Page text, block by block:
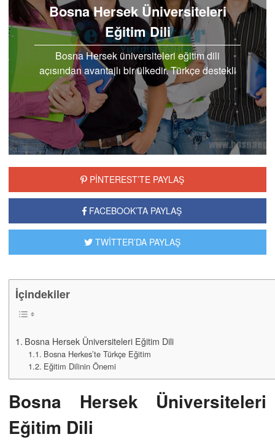
Bosna Hersek Üniversiteleri
Eğitim Dili
Bosna Hersek üniversiteleri eğitim dili
açısından avantajlı bir ülkedir. Türkçe destekli
eğitim fırsatını sağlandığı birçok üniversite
sizlere eğitim..
PİNTEREST’TE PAYLAŞ
FACEBOOK’TA PAYLAŞ
TWİTTER’DA PAYLAŞ
İçindekiler
Bosna Hersek Üniversiteleri Eğitim Dili
Bosna Herkes’te Türkçe Eğitim
Eğitim Dilinin Önemi
Bosna Hersek Üniversiteleri
Eğitim Dili